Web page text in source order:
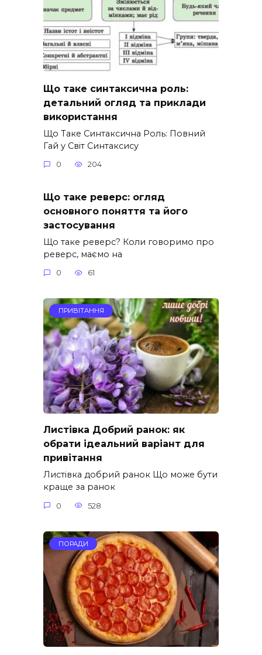
Що таке синтаксична роль:
детальний огляд та приклади
використання
Що Таке Синтаксична Роль: Повний
Гай у Світ Синтаксису
0 204
Що таке реверс: огляд
основного поняття та його
застосування
Що таке реверс? Коли говоримо про
реверс, маємо на
0 61
ПРИВІТАННЯ
Листівка Добрий ранок: як
обрати ідеальний варіант для
привітання
Листівка добрий ранок Що може бути
краще за ранок
0 528
ПОРАДИ